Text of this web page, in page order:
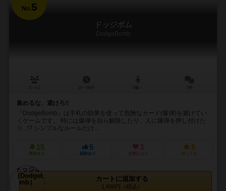
No.5
ドッジボム
DodgeBomb
集めるな、避けろ!!
『DodgeBomb』は手札の効果を使って危険なカード(爆弾)を避けてい
くゲームです。 時には爆弾を自ら解除したり、人に爆弾を押し付けた
り...!? シンプルなルールだけ...
15
興味あり
5
経験あり
3
お気に入り
8
持ってる
カートに追加する
1,650円（税込）